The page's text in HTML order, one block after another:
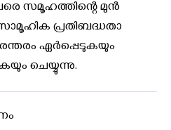
സമൂഹത്തിന്റെ മുൻ
പ്രതിബദ്ധതാ
ഏർപ്പെടുകയും
ചെയ്യുന്നു.